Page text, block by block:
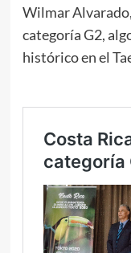
Wilmar
categoría G2,
histórico en el